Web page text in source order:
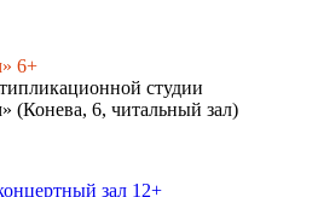
6+
студии
(Конева, 6, читальный зал)
зал 12+